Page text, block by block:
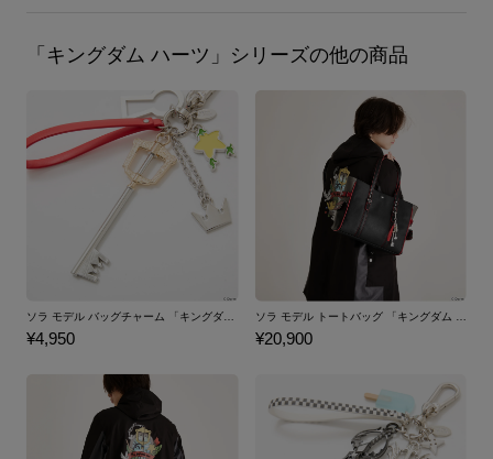
「キングダム ハーツ」シリーズの他の商品
¥4,950 ¥20,900